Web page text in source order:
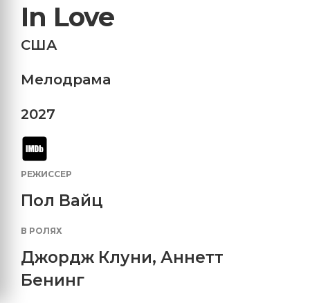
In Love
США
Мелодрама
2027
РЕЖИССЕР
Пол Вайц
В РОЛЯХ
Джордж Клуни, Аннетт
Бенинг